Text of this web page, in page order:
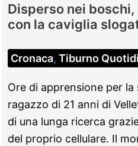
Disperso nei
con la caviglia
Cronaca, Tiburno
Ore di apprensione per la
ragazzo di 21 anni di
di una lunga ricerca
del proprio cellulare. Il